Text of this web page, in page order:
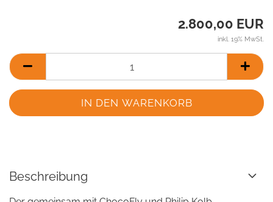
2.800,00 EUR
inkl. 19% MwSt.
Beschreibung